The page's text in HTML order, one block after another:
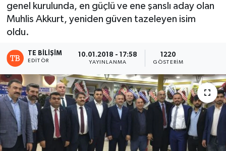
genel kurulunda, en güçlü ve ene şanslı aday olan
Muhlis Akkurt, yeniden güven tazeleyen isim
oldu.
TE BILIŞIM
EDITÖR
10.01.2018 - 17:58
YAYINLANMA
1220
GÖSTERIM
Son Dakika Haberleri